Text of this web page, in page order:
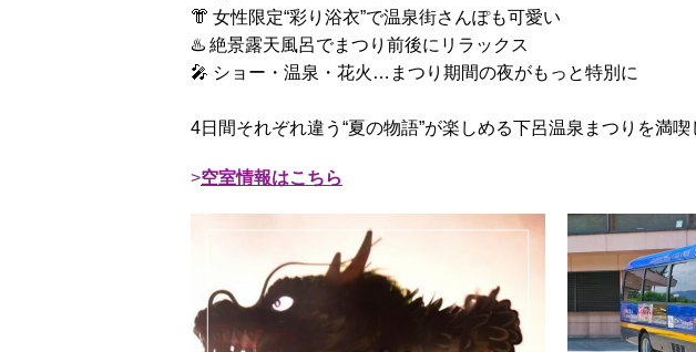
👘 女性限定“彩り浴衣”で温泉街さんぽも可愛い
♨️ 絶景露天風呂でまつり前後にリラックス
🎤 ショー・温泉・花火…まつり期間の夜がもっと特別に
4日間それぞれ違う“夏の物語”が楽しめる下呂温泉まつりを満
空室情報はこちら